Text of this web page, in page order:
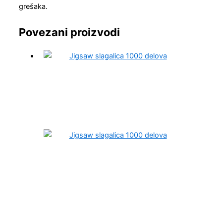
grešaka.
Povezani proizvodi